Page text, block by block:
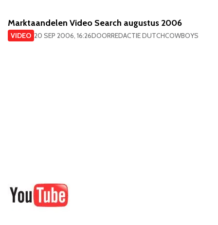
Marktaandelen Video Search augustus 2006
VIDEO 20 SEP 2006, 16:26DOORREDACTIE DUTCHCOWBOYS